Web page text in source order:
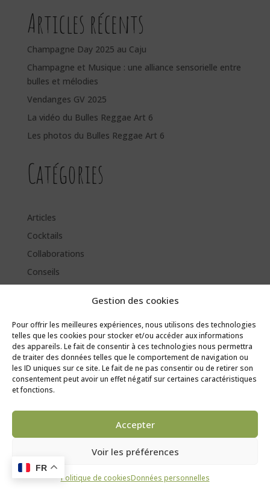
Gestion des cookies
Pour offrir les meilleures expériences, nous utilisons des technologies
telles que les cookies pour stocker et/ou accéder aux informations
des appareils. Le fait de consentir à ces technologies nous permettra
de traiter des données telles que le comportement de navigation ou
les ID uniques sur ce site. Le fait de ne pas consentir ou de retirer son
consentement peut avoir un effet négatif sur certaines caractéristiques
et fonctions.
Accepter
Voir les préférences
Politique de cookiesDonnées personnelles
Articles récents
Champagne Day 2025 au Caju
Champagne et Musique : une alliance sensorielle entre
bulles et mélodies
Vendanges GV 2025
La vidéo du Bulles Reggae Art 6
Les photos du Bulles Reggae Art 6
Catégories
Articles
Cocktails
Collaborations
Conseils
Labels
Méthodes de fabrication
© Champagne Gilles Virey 2025 |
Données personnelles|Conditions générales de vente|
Livraison et retours
L'abus d'alcool est dangereux pour la santé. À consommer avec
modération.
FR